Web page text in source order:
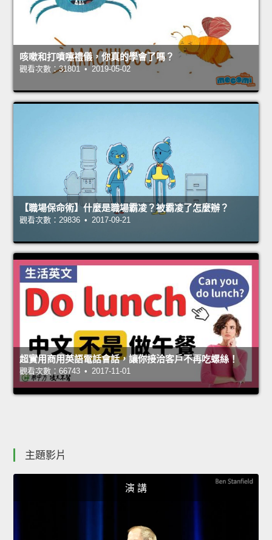
咳嗽和打噴嚏禮儀，你真的學會了嗎？
觀看次數：31801 • 2019-05-02
【職場保命術】什麼是職場霸凌？被霸凌了怎麼辦？
觀看次數：29836 • 2017-09-21
超實用商用英語電話會話，讓你接洽客戶不再吃螺絲！
觀看次數：66743 • 2017-11-01
主題影片
演 講